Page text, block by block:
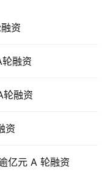
资
融资
轮融资
资
亿元 A 轮融资